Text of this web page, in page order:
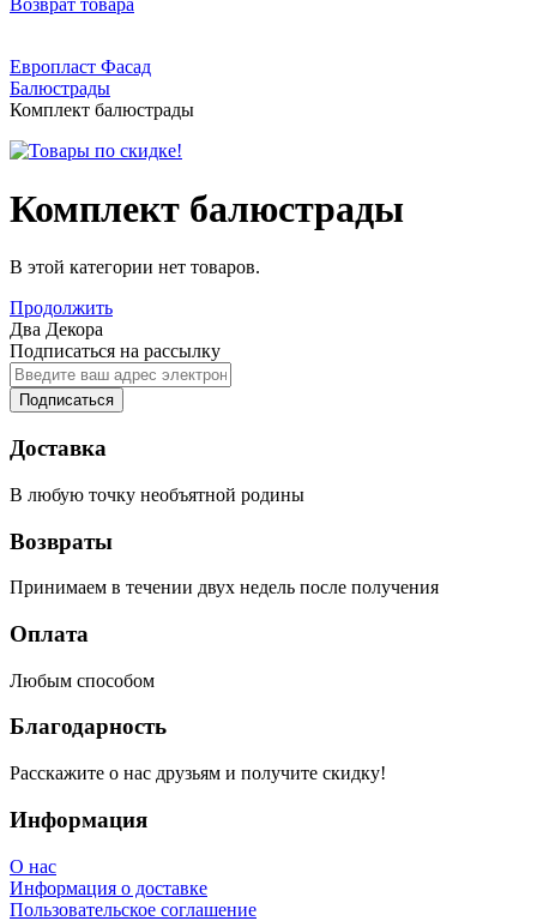
Европласт Фасад
Балюстрады
Комплект балюстрады
Комплект балюстрады
В этой категории нет товаров.
Продолжить
Два Декора
Подписаться на рассылку
Подписаться
Доставка
В любую точку необъятной родины
Возвраты
Принимаем в течении двух недель после получения
Оплата
Любым способом
Благодарность
Расскажите о нас друзьям и получите скидку!
Информация
О нас
Информация о доставке
Пользовательское соглашение